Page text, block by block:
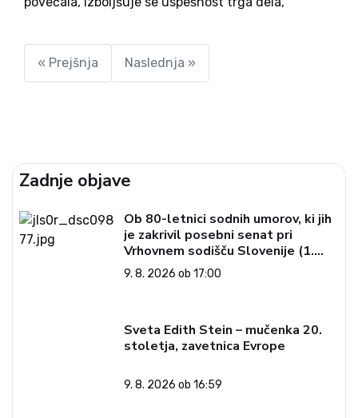
se izboljšuje in tveganja znižujejo, vrača se
zaupanje v bančni sektor, Slovenija je...
« Prejšnja Naslednja »
Zadnje objave
Ob 80-letnici sodnih umorov, ki jih
je zakrivil posebni senat pri
Vrhovnem sodišču Slovenije (1.
del)
9. 8. 2026 ob 17:00
Sveta Edith Stein – mučenka 20.
stoletja, zavetnica Evrope
9. 8. 2026 ob 16:59